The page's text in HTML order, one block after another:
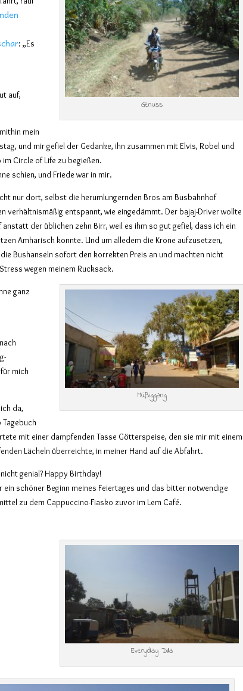
Genuss
: „Es
auf,
mein
und mir gefiel der Gedanke, ihn zusammen mit Elvis, Robel und
im Circle of Life zu begießen.
schien, und Friede war in mir.
nur dort, selbst die herumlungernden Bros am Busbahnhof
verhältnismäßig entspannt, wie eingedämmt. Der bajaj-Driver wollte
anstatt der üblichen zehn Birr, weil es ihm so gut gefiel, dass ich ein
Amharisch konnte. Und um alledem die Krone aufzusetzen,
Bushanseln sofort den korrekten Preis an und machten nicht
wegen meinem Rucksack.
Müßiggang
ganz
mich
da,
Tagebuch
mit einer dampfenden Tasse Götterspeise, den sie mir mit einem
Lächeln überreichte, in meiner Hand auf die Abfahrt.
genial? Happy Birthday!
ein schöner Beginn meines Feiertages und das bitter notwendige
zu dem Cappuccino-Fiasko zuvor im Lem Café.
Everyday DIlla